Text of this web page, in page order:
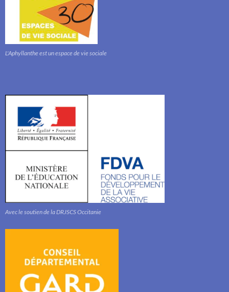
L'Aphyllanthe est un espace de vie sociale
Avec le soutien de la DRJSCS Occitanie